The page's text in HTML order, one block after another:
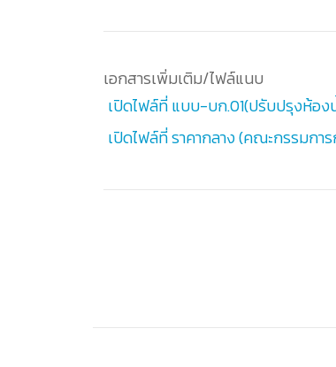
เอกสารเพิ่มเติม/ไฟล์แนบ
เปิดไฟล์ที่ แบบ-บก.01(ปรับปรุงห้อง
เปิดไฟล์ที่ ราคากลาง (คณะกรรมกา